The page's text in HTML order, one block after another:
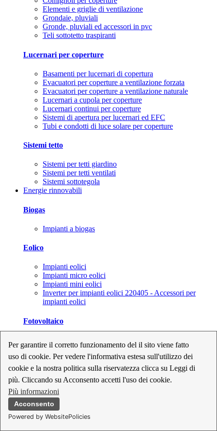
Per garantire il corretto funzionamento del il sito viene fatto
uso di cookie. Per vedere l'informativa estesa sull'utilizzo dei
cookie e la nostra politica sulla riservatezza clicca su Leggi di
più. Cliccando su Acconsento accetti l'uso dei cookie.
Più informazioni
Acconsento
Powered by WebsitePolicies
Elementi e griglie di ventilazione
Grondaie, pluviali
Gronde, pluviali ed accessori in pvc
Teli sottotetto traspiranti
Lucernari per coperture
Basamenti per lucernari di copertura
Evacuatori per coperture a ventilazione forzata
Evacuatori per coperture a ventilazione naturale
Lucernari a cupola per coperture
Lucernari continui per coperture
Sistemi di apertura per lucernari ed EFC
Tubi e condotti di luce solare per coperture
Sistemi tetto
Sistemi per tetti giardino
Sistemi per tetti ventilati
Sistemi sottotegola
Energie rinnovabili
Biogas
Impianti a biogas
Eolico
Impianti eolici
Impianti micro eolici
Impianti mini eolici
Inverter per impianti eolici 220405 - Accessori per
impianti eolici
Fotovoltaico
Inverter per impianti fotovoltaici
Kit per impianti fotovoltaici
Moduli fotovoltaici
Sistemi di monitoraggio per impianti fotovoltaici
Strumenti di collaudo e configurazione per impianti
fotovoltaici
Supporti per impianti fotovoltaici
Geotermia